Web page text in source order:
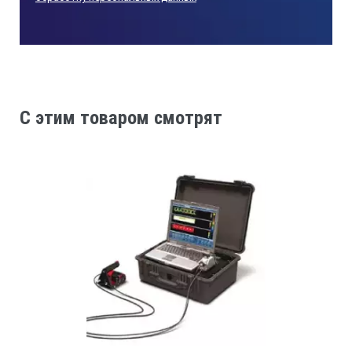
Ультразвуковой дефектоскоп USLT
чувствительным экраном дисплея для применения на
Ультразвуковой дефектоскоп USLT
- на базе промышленного настольного ПК
(Siemens Rack PC) для применения на
производственных линиях.
Ультразвуковой дефектоскоп USLT
- для контроля качества точечной сварки.
C этим товаром смотрят